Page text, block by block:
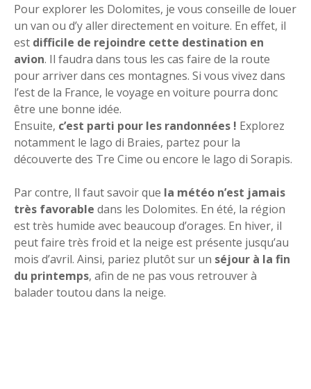
Pour explorer les Dolomites, je vous conseille de louer
un van ou d’y aller directement en voiture. En effet, il
est difficile de rejoindre cette destination en
avion. Il faudra dans tous les cas faire de la route
pour arriver dans ces montagnes. Si vous vivez dans
l’est de la France, le voyage en voiture pourra donc
être une bonne idée.
Ensuite, c’est parti pour les randonnées ! Explorez
notamment le lago di Braies, partez pour la
découverte des Tre Cime ou encore le lago di Sorapis.
Par contre, ll faut savoir que la météo n’est jamais
très favorable dans les Dolomites. En été, la région
est très humide avec beaucoup d’orages. En hiver, il
peut faire très froid et la neige est présente jusqu’au
mois d’avril. Ainsi, pariez plutôt sur un séjour à la fin
du printemps, afin de ne pas vous retrouver à
balader toutou dans la neige.